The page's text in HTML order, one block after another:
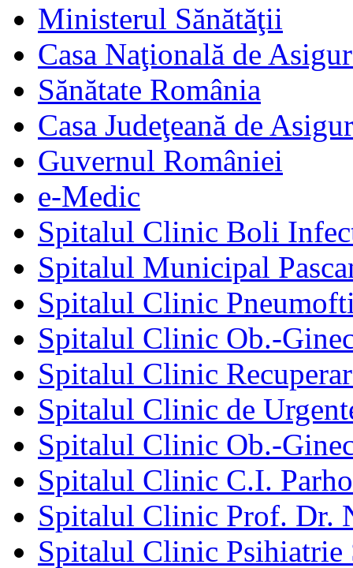
Ministerul Sănătăţii
Casa Naţională de
Sănătate România
Casa Judeţeană de
Guvernul României
e-Medic
Spitalul Clinic Boli
Spitalul Municipal
Spitalul Clinic
Spitalul Clinic Ob.-
Spitalul Clinic
Spitalul Clinic de
Spitalul Clinic Ob.-
Spitalul Clinic C.I.
Spitalul Clinic Prof. Dr.
Spitalul Clinic Psihiatrie